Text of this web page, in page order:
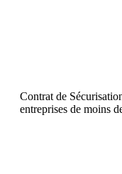
Contrat de
entreprises de moins